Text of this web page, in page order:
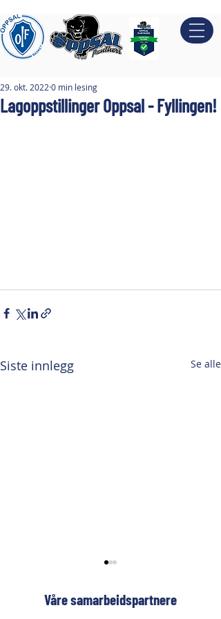
Lagoppstillinger Oppsal - Fyllingen!
29. okt. 2022 0 min lesing
Siste innlegg Se alle
Våre samarbeidspartnere